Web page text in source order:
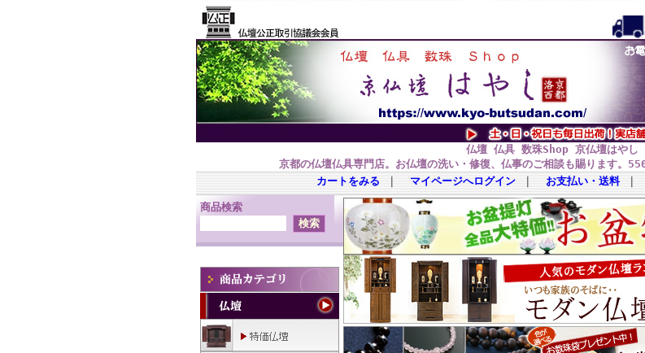
仏壇 仏具 数珠Shop 京仏壇はやし
京都の仏壇仏具専門店。お仏壇の洗い・修復、仏事のご相談も賜ります。
カートをみる｜ マイページへログイン｜ お支払い・送料｜
商品検索